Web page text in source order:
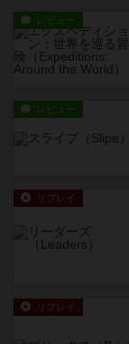
レビュー
レビュー
リプレイ
リプレイ